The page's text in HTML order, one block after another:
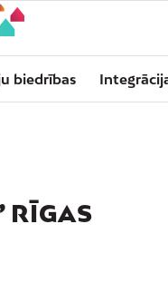
biedrības
RĪGAS